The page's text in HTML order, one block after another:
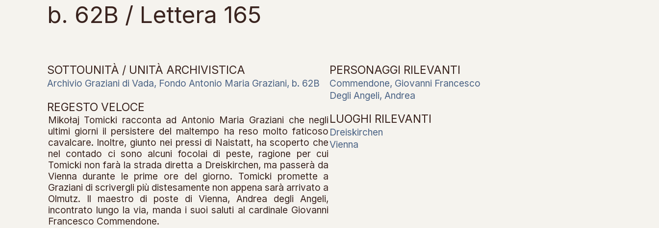
b. 62B / Lettera 165
SOTTOUNITÀ / UNITÀ ARCHIVISTICA
Archivio Graziani di Vada, Fondo Antonio Maria Graziani, b. 62B
REGESTO VELOCE
Mikołaj Tomicki racconta ad Antonio Maria Graziani che negli
ultimi giorni il persistere del maltempo ha reso molto faticoso
cavalcare. Inoltre, giunto nei pressi di Naistatt, ha scoperto che
nel contado ci sono alcuni focolai di peste, ragione per cui
Tomicki non farà la strada diretta a Dreiskirchen, ma passerà da
Vienna durante le prime ore del giorno. Tomicki promette a
Graziani di scrivergli più distesamente non appena sarà arrivato a
Olmutz. Il maestro di poste di Vienna, Andrea degli Angeli,
incontrato lungo la via, manda i suoi saluti al cardinale Giovanni
Francesco Commendone.
PERSONAGGI RILEVANTI
Commendone, Giovanni Francesco
Degli Angeli, Andrea
LUOGHI RILEVANTI
Dreiskirchen
Vienna